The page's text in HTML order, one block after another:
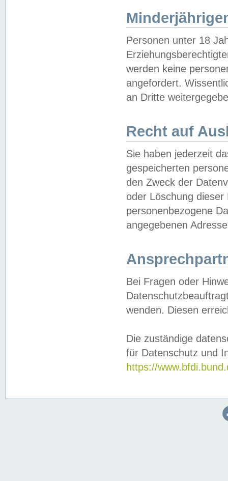
Personen unter 18
werden keine
angefordert.
an Dritte
Recht auf
Sie haben jederzeit
gespeicherten
den Zweck der
oder Löschung
personenbezogene
angegebenen
Bei Fragen oder
wenden. Diesen
Die zuständige
für Datenschutz und
https://